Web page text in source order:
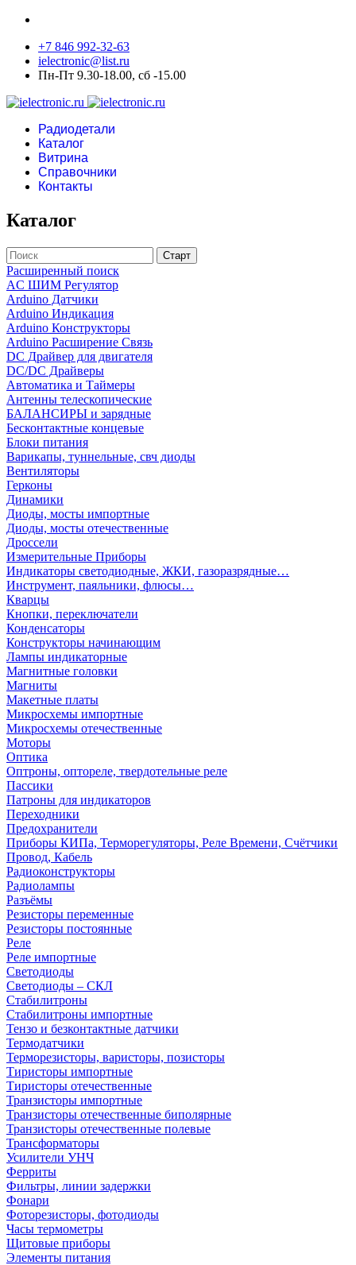
+7 846 992-32-63
ielectronic@list.ru
Пн-Пт 9.30-18.00, сб -15.00
Радиодетали
Каталог
Витрина
Справочники
Контакты
Каталог
Расширенный поиск
AC ШИМ Регулятор
Arduino Датчики
Arduino Индикация
Arduino Конструкторы
Arduino Расширение Связь
DC Драйвер для двигателя
DC/DC Драйверы
Автоматика и Таймеры
Антенны телескопические
БАЛАНСИРЫ и зарядные
Бесконтактные концевые
Блоки питания
Варикапы, туннельные, свч диоды
Вентиляторы
Герконы
Динамики
Диоды, мосты импортные
Диоды, мосты отечественные
Дроссели
Измерительные Приборы
Индикаторы светодиодные, ЖКИ, газоразрядные…
Инструмент, паяльники, флюсы…
Кварцы
Кнопки, переключатели
Конденсаторы
Конструкторы начинающим
Лампы индикаторные
Магнитные головки
Магниты
Макетные платы
Микросхемы импортные
Микросхемы отечественные
Моторы
Оптика
Оптроны, оптореле, твердотельные реле
Пассики
Патроны для индикаторов
Переходники
Предохранители
Приборы КИПа, Терморегуляторы, Реле Времени, Счётчики
Провод, Кабель
Радиоконструкторы
Радиолампы
Разъёмы
Резисторы переменные
Резисторы постоянные
Реле
Реле импортные
Светодиоды
Светодиоды – СКЛ
Стабилитроны
Стабилитроны импортные
Тензо и безконтактные датчики
Термодатчики
Терморезисторы, варисторы, позисторы
Тиристоры импортные
Тиристоры отечественные
Транзисторы импортные
Транзисторы отечественные биполярные
Транзисторы отечественные полевые
Трансформаторы
Усилители УНЧ
Ферриты
Фильтры, линии задержки
Фонари
Фоторезисторы, фотодиоды
Часы термометры
Щитовые приборы
Элементы питания